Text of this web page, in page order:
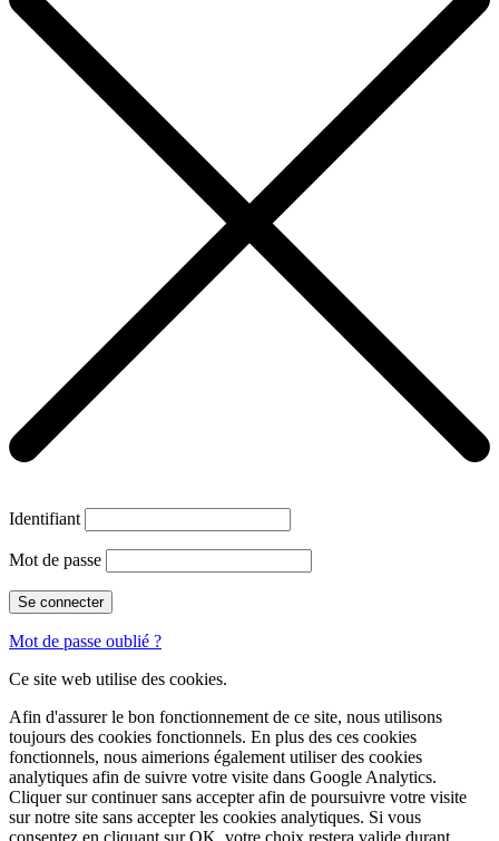
Identifiant
Mot de passe
Mot de passe oublié ?
Ce site web utilise des cookies.
Afin d'assurer le bon fonctionnement de ce site, nous utilisons
toujours des cookies fonctionnels. En plus des ces cookies
fonctionnels, nous aimerions également utiliser des cookies
analytiques afin de suivre votre visite dans Google Analytics.
Cliquer surcontinuer sans accepterafin de poursuivre votre visite
sur notre site sans accepter les cookies analytiques. Si vous
consentez en cliquant sur OK, votre choix restera valide durant